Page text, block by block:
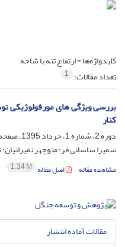
کلیدواژه‌ها =ارتفاع تنه با شاخه
تعداد مقالات: 1
بررسی ویژگی های مورفولوژیکی
کنار
دوره 2، شماره 1، خرداد 1395، صفحه
سمیرا ساسانی فر؛ منوچهر
مشاهده مقاله اصل مقاله 1.34 M
مقالات آماده انتشار